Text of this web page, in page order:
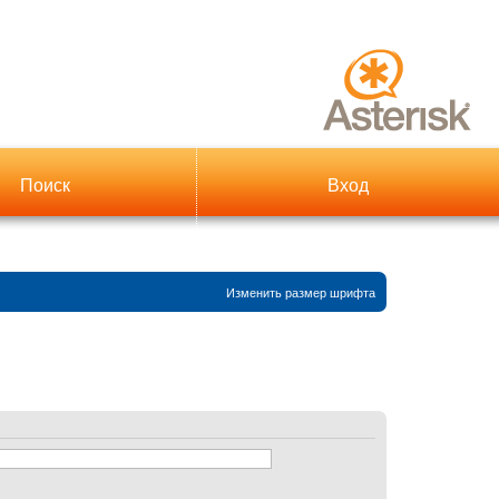
Поиск Вход
Изменить размер шрифта